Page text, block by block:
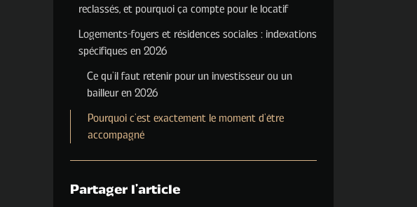
reclassés, et pourquoi ça compte pour le locatif
Logements-foyers et résidences sociales : indexations
spécifiques en 2026
Ce qu’il faut retenir pour un investisseur ou un
bailleur en 2026
Pourquoi c’est exactement le moment d’être
accompagné
Partager l'article